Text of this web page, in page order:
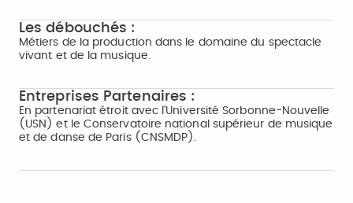
Les débouchés :
Métiers de la production dans le domaine du spectacle
vivant et de la musique.
Entreprises Partenaires :
En partenariat étroit avec l’Université Sorbonne-Nouvelle
(USN) et le Conservatoire national supérieur de musique
et de danse de Paris (CNSMDP).